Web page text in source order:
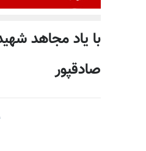
با یاد مجاهد
صادقپور